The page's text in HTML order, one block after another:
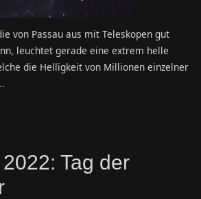
von Passau aus mit Teleskopen gut
leuchtet gerade eine extrem helle
die Helligkeit von Millionen einzelner
Tag der